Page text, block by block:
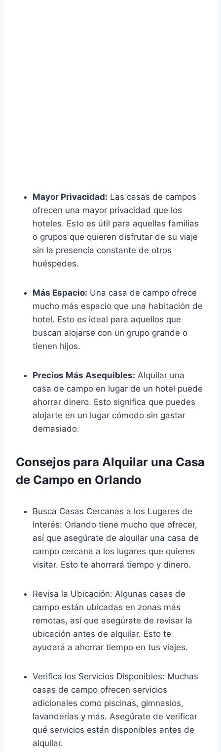
Mayor Privacidad: Las casas de campos
ofrecen una mayor privacidad que los
hoteles. Esto es útil para aquellas familias
o grupos que quieren disfrutar de su viaje
sin la presencia constante de otros
huéspedes.
Más Espacio: Una casa de campo ofrece
mucho más espacio que una habitación de
hotel. Esto es ideal para aquellos que
buscan alojarse con un grupo grande o
tienen hijos.
Precios Más Asequibles: Alquilar una
casa de campo en lugar de un hotel puede
ahorrar dinero. Esto significa que puedes
alojarte en un lugar cómodo sin gastar
demasiado.
Consejos para Alquilar una Casa
de Campo en Orlando
Busca Casas Cercanas a los Lugares de
Interés: Orlando tiene mucho que ofrecer,
así que asegúrate de alquilar una casa de
campo cercana a los lugares que quieres
visitar. Esto te ahorrará tiempo y dinero.
Revisa la Ubicación: Algunas casas de
campo están ubicadas en zonas más
remotas, así que asegúrate de revisar la
ubicación antes de alquilar. Esto te
ayudará a ahorrar tiempo en tus viajes.
Verifica los Servicios Disponibles: Muchas
casas de campo ofrecen servicios
adicionales como piscinas, gimnasios,
lavanderías y más. Asegúrate de verificar
qué servicios están disponibles antes de
alquilar.